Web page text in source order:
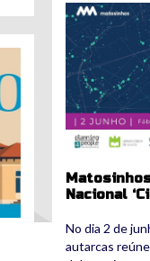
Nacional
No dia 2 de
autarcas